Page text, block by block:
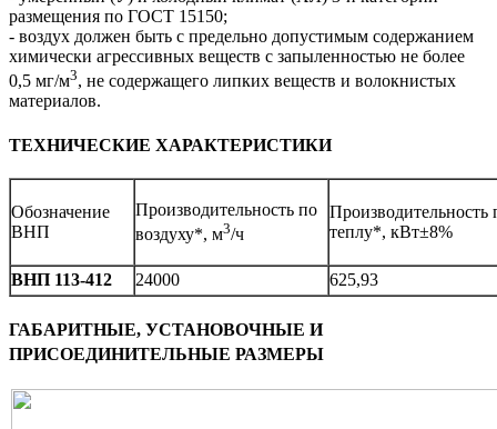
размещения по ГОСТ 15150;
- воздух должен быть с предельно допустимым содержанием
химически агрессивных веществ с запыленностью не более
0,5 мг/м3, не содержащего липких веществ и волокнистых
материалов.
ТЕХНИЧЕСКИЕ ХАРАКТЕРИСТИКИ
Обозначение
ВНП
Производительность по
воздуху*, м3/ч
Производительность
теплу*, кВт±8%
ВНП 113-412 24000 625,93
ГАБАРИТНЫЕ, УСТАНОВОЧНЫЕ И
ПРИСОЕДИНИТЕЛЬНЫЕ РАЗМЕРЫ